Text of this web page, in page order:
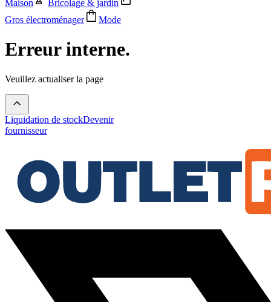
Maison
Bricolage & jardin
Gros électroménager
Mode
Erreur interne.
Veuillez actualiser la page
Liquidation de stockDevenir
fournisseur